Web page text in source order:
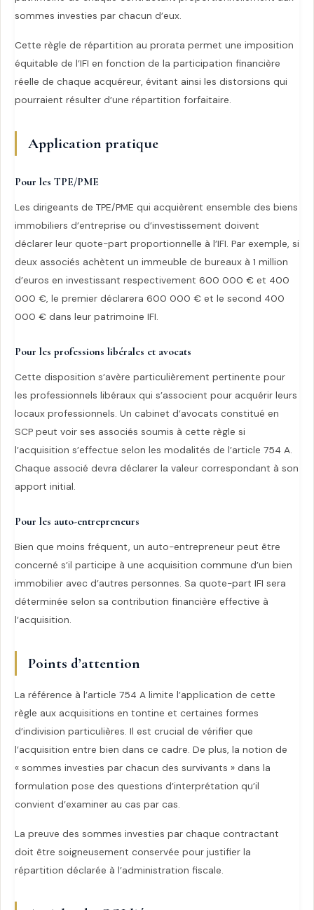
sommes investies par chacun d’eux.
Cette règle de répartition au prorata permet une imposition
équitable de l’IFI en fonction de la participation financière
réelle de chaque acquéreur, évitant ainsi les distorsions qui
pourraient résulter d’une répartition forfaitaire.
Application pratique
Pour les TPE/PME
Les dirigeants de TPE/PME qui acquièrent ensemble des biens
immobiliers d’entreprise ou d’investissement doivent
déclarer leur quote-part proportionnelle à l’IFI. Par exemple, si
deux associés achètent un immeuble de bureaux à 1 million
d’euros en investissant respectivement 600 000 € et 400
000 €, le premier déclarera 600 000 € et le second 400
000 € dans leur patrimoine IFI.
Pour les professions libérales et avocats
Cette disposition s’avère particulièrement pertinente pour
les professionnels libéraux qui s’associent pour acquérir leurs
locaux professionnels. Un cabinet d’avocats constitué en
SCP peut voir ses associés soumis à cette règle si
l’acquisition s’effectue selon les modalités de l’article 754 A.
Chaque associé devra déclarer la valeur correspondant à son
apport initial.
Pour les auto-entrepreneurs
Bien que moins fréquent, un auto-entrepreneur peut être
concerné s’il participe à une acquisition commune d’un bien
immobilier avec d’autres personnes. Sa quote-part IFI sera
déterminée selon sa contribution financière effective à
l’acquisition.
Points d’attention
La référence à l’article 754 A limite l’application de cette
règle aux acquisitions en tontine et certaines formes
d’indivision particulières. Il est crucial de vérifier que
l’acquisition entre bien dans ce cadre. De plus, la notion de
« sommes investies par chacun des survivants » dans la
formulation pose des questions d’interprétation qu’il
convient d’examiner au cas par cas.
La preuve des sommes investies par chaque contractant
doit être soigneusement conservée pour justifier la
répartition déclarée à l’administration fiscale.